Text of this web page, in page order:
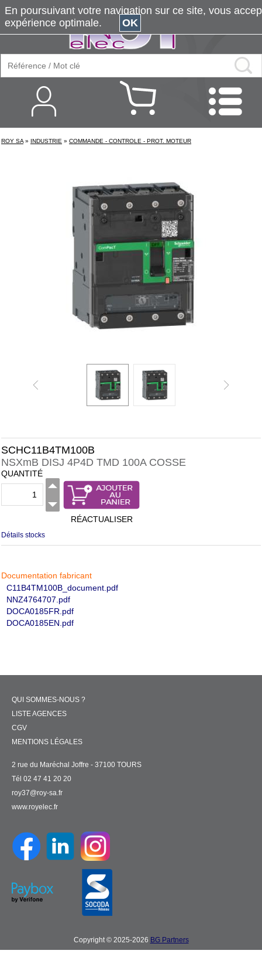
ROY SA » INDUSTRIE » COMMANDE - CONTROLE - PROT. MOTEUR
SCHC11B4TM100B
NSXmB DISJ 4P4D TMD 100A COSSE
QUANTITÉ
RÉACTUALISER
Détails stocks
Documentation fabricant
C11B4TM100B_document.pdf
NNZ4764707.pdf
DOCA0185FR.pdf
DOCA0185EN.pdf
QUI SOMMES-NOUS ?
LISTE AGENCES
CGV
MENTIONS LÉGALES
2 rue du Maréchal Joffre - 37100 TOURS
Tél 02 47 41 20 20
roy37@roy-sa.fr
www.royelec.fr
Copyright © 2025-2026 BG Partners
En poursuivant votre navigation sur ce site, vous
expérience optimale.
OK